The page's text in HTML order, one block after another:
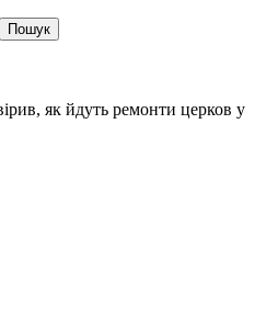
як йдуть ремонти церков у